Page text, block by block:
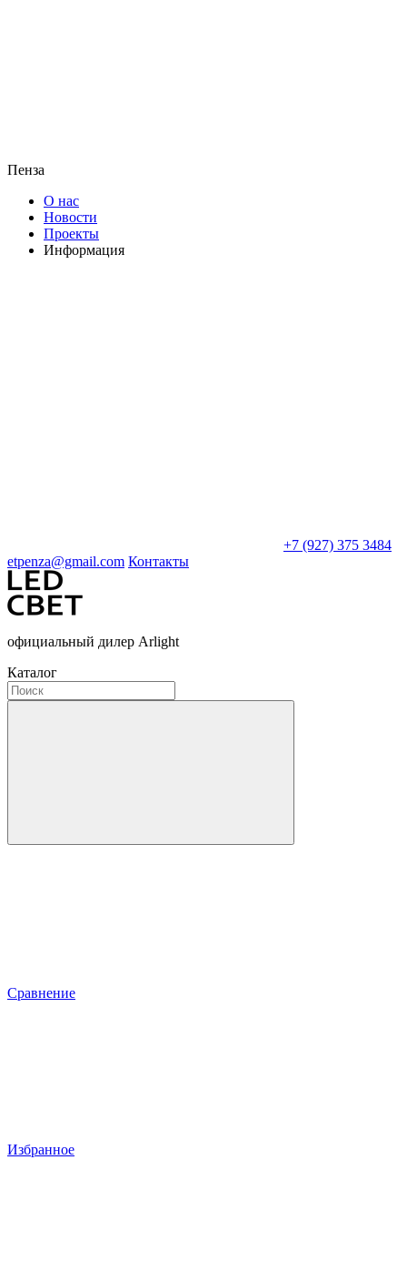
Пенза
О нас
Новости
Проекты
Информация
+7 (927) 375 3484
etpenza@gmail.com Контакты
официальный дилер Arlight
Каталог
Сравнение
Избранное